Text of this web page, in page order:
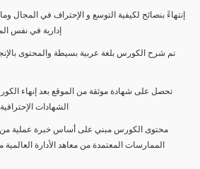
إنتهاءً بنصائح لكيفية التوسع و الإحتراف في المجال
إدارية في نفس
تم شرح الكورس بلغة عربية بسيطة والمحتوى
تحصل على شهادة موثقة من الموقع بعد إنهاء
الشهادات
محتوى الكورس مبني على أساس خبرة عملية
الممارسات المعتمدة من معاهد الأدارة العالمية